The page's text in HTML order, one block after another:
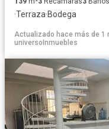
·Terraza·Bodega
Actualizado hace más de 1
universoInmuebles